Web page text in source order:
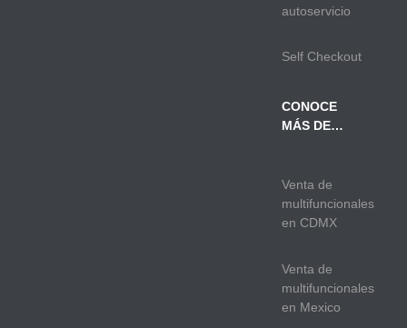
autoservicio
Self Checkout
CONOCE
MÁS DE…
Venta de
multifuncionales
en CDMX
Venta de
multifuncionales
en Mexico